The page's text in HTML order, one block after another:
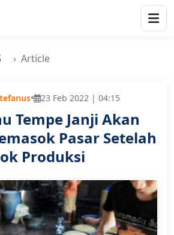
Article
• 23 Feb 2022 | 04:15
Tempe Janji Akan
Pasar Setelah
Produksi